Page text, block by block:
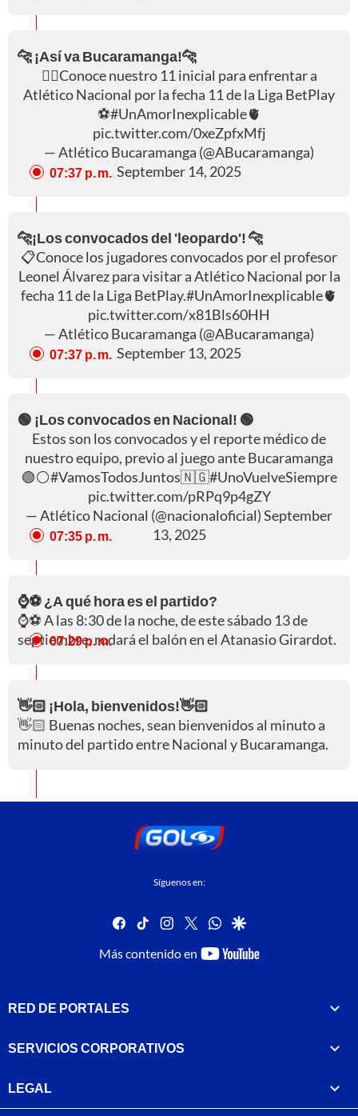
🐆 ¡Así va Bucaramanga!🐆
✍🏻Conoce nuestro 11 inicial para enfrentar a
Atlético Nacional por la fecha 11 de la Liga BetPlay
⚽️#UnAmorInexplicable🫀
pic.twitter.com/0xeZpfxMfj
— Atlético Bucaramanga (@ABucaramanga)
September 14, 2025
07:37 p. m.
🐆¡Los convocados del 'leopardo'! 🐆
📋Conoce los jugadores convocados por el profesor
Leonel Álvarez para visitar a Atlético Nacional por la
fecha 11 de la Liga BetPlay.#UnAmorInexplicable🫀
pic.twitter.com/x81Bls60HH
— Atlético Bucaramanga (@ABucaramanga)
September 13, 2025
07:37 p. m.
🟢 ¡Los convocados en Nacional! 🟢
Estos son los convocados y el reporte médico de
nuestro equipo, previo al juego ante Bucaramanga
🟢⚪️#VamosTodosJuntos🇳🇬#UnoVuelveSiempre
pic.twitter.com/pRPq9p4gZY
— Atlético Nacional (@nacionaloficial)September
13, 2025
07:35 p. m.
⌚⚽ ¿A qué hora es el partido?
⌚⚽ A las 8:30 de la noche, de este sábado 13 de
septiembre, rodará el balón en el Atanasio Girardot.
07:29 p. m.
👋🏻 ¡Hola, bienvenidos!👋🏻
👋🏻 Buenas noches, sean bienvenidos al minuto a
minuto del partido entre Nacional y Bucaramanga.
Síguenos en:
facebook
tiktok instagram
twitterwhatsapp
google
Más contenido en
youtube-
RED DE PORTALES
SERVICIOS CORPORATIVOS
LEGAL